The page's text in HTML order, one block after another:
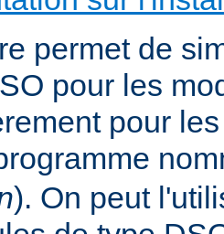
permet de
pour les
pour
). On peut